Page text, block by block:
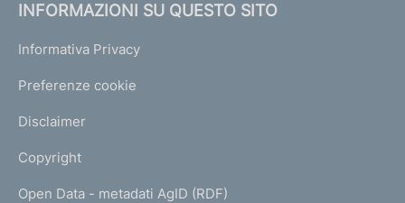
INFORMAZIONI SU QUESTO SITO
Informativa Privacy
Preferenze cookie
Disclaimer
Copyright
Open Data - metadati AgID (RDF)